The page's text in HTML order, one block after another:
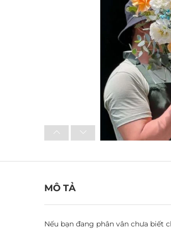
MÔ TẢ
Nếu bạn đang phân vân chưa biết